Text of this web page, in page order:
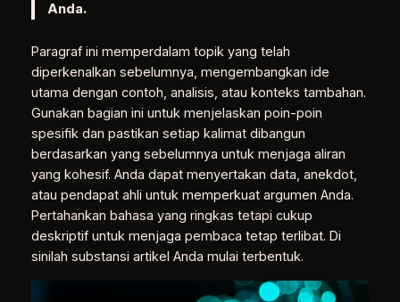
Anda.
Paragraf ini memperdalam topik yang telah
diperkenalkan sebelumnya, mengembangkan ide
utama dengan contoh, analisis, atau konteks tambahan.
Gunakan bagian ini untuk menjelaskan poin-poin
spesifik dan pastikan setiap kalimat dibangun
berdasarkan yang sebelumnya untuk menjaga aliran
yang kohesif. Anda dapat menyertakan data, anekdot,
atau pendapat ahli untuk memperkuat argumen Anda.
Pertahankan bahasa yang ringkas tetapi cukup
deskriptif untuk menjaga pembaca tetap terlibat. Di
sinilah substansi artikel Anda mulai terbentuk.